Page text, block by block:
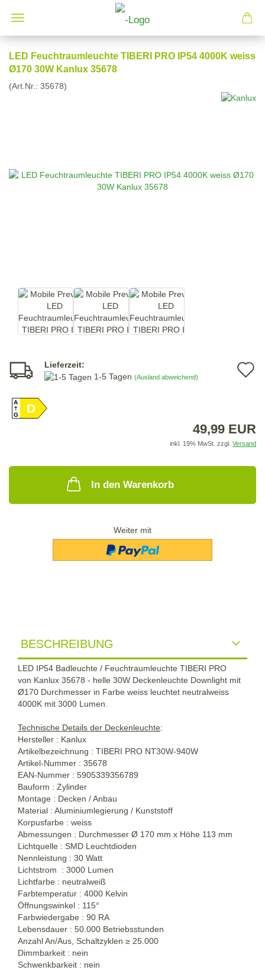
LED Feuchtraumleuchte TIBERI PRO IP54 4000K weiss
Ø170 30W Kanlux 35678
(Art.Nr.: 35678)
Lieferzeit:
1-5 Tagen (Ausland abweichend)
A
GD
49,99 EUR
inkl. 19% MwSt. zzgl. Versand
In den Warenkorb
Weiter mit
BESCHREIBUNG
LED IP54 Badleuchte / Feuchtraumleuchte TIBERI PRO
von Kanlux 35678 - helle 30W Deckenleuchte Downlight mit
Ø170 Durchmesser in Farbe weiss leuchtet neutralweiss
4000K mit 3000 Lumen.
Technische Details der Deckenleuchte:
Hersteller : Kanlux
Artikelbezeichnung : TIBERI PRO NT30W-940W
Artikel-Nummer : 35678
EAN-Nummer : 5905339356789
Bauform : Zylinder
Montage : Decken / Anbau
Material : Aluminiumlegierung / Kunststoff
Korpusfarbe : weiss
Abmessungen : Durchmesser Ø 170 mm x Höhe 113 mm
Lichtquelle : SMD Leuchtdioden
Nennleistung : 30 Watt
Lichtstrom : 3000 Lumen
Lichtfarbe : neutralweiß
Farbtemperatur : 4000 Kelvin
Öffnungswinkel : 115°
Farbwiedergabe : 90 RA
Lebensdauer : 50.000 Betriebsstunden
Anzahl An/Aus, Schaltzyklen ≥ 25.000
Dimmbarkeit : nein
Schwenkbarkeit : nein